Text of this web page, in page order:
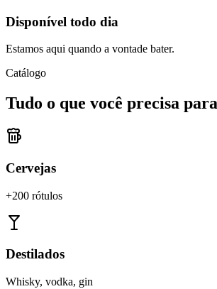
Disponível todo dia
Estamos aqui quando a vontade bater.
Catálogo
Tudo o que você precisa
Cervejas
+200 rótulos
Destilados
Whisky, vodka, gin